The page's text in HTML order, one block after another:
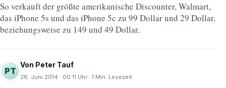
So verkauft der größte amerikanische Discounter, Walmart,
das iPhone 5s und das iPhone 5c zu 99 Dollar und 29 Dollar,
beziehungsweise zu 149 und 49 Dollar.
PT
Von Peter Tauf
28. Juni 2014 · 00:11 Uhr · 1 Min. Lesezeit